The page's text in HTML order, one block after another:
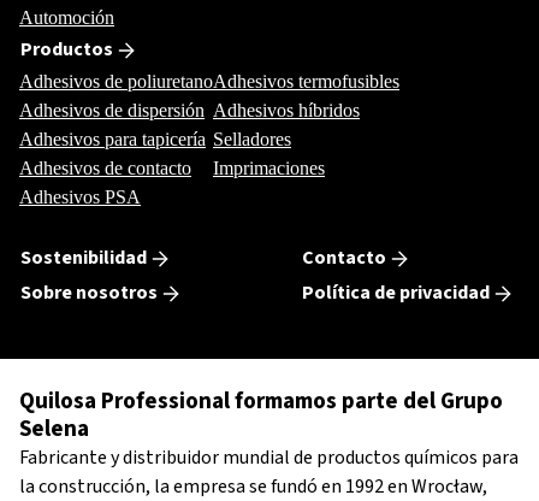
Automoción
Productos
Adhesivos de poliuretano
Adhesivos de dispersión
Adhesivos para tapicería
Adhesivos de contacto
Adhesivos PSA
Adhesivos termofusibles
Adhesivos híbridos
Selladores
Imprimaciones
Sostenibilidad
Sobre nosotros
Contacto
Política de privacidad
Quilosa Professional formamos parte del Grupo
Selena
Fabricante y distribuidor mundial de productos químicos para
la construcción, la empresa se fundó en 1992 en Wrocław,